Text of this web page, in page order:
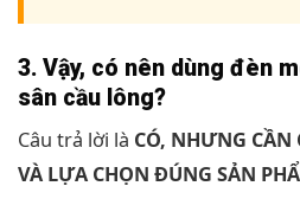
3. Vậy, có nên dùng đèn
sân cầu lông?
Câu trả lời là CÓ, NHƯNG CẦN
VÀ LỰA CHỌN ĐÚNG SẢN